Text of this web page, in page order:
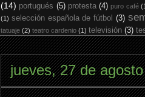
(14) portugués (5) protesta (4) puro café
(1) selección española de fútbol (3)
tatuaje (2) teatro cardenio (1) televisión (3)
jueves, 27 de